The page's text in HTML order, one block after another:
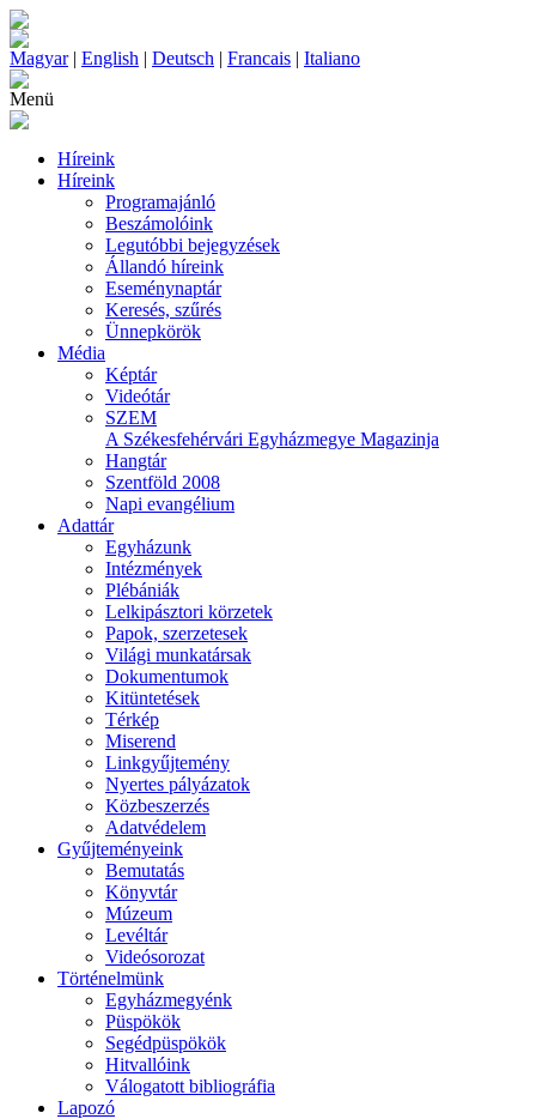
Magyar| English | Deutsch | Francais | Italiano
Menü
Híreink
Híreink
Programajánló
Beszámolóink
Legutóbbi bejegyzések
Állandó híreink
Eseménynaptár
Keresés, szűrés
Ünnepkörök
Média
Képtár
Videótár
SZEM
A Székesfehérvári Egyházmegye Magazinja
Hangtár
Szentföld 2008
Napi evangélium
Adattár
Egyházunk
Intézmények
Plébániák
Lelkipásztori körzetek
Papok, szerzetesek
Világi munkatársak
Dokumentumok
Kitüntetések
Térkép
Miserend
Linkgyűjtemény
Nyertes pályázatok
Közbeszerzés
Adatvédelem
Gyűjteményeink
Bemutatás
Könyvtár
Múzeum
Levéltár
Videósorozat
Történelmünk
Egyházmegyénk
Püspökök
Segédpüspökök
Hitvallóink
Válogatott bibliográfia
Lapozó